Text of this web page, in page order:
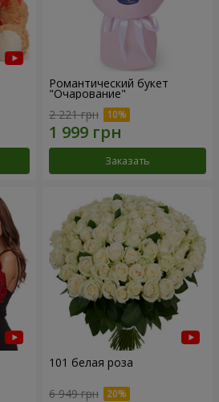
Романтический букет
"Очарование"
2 221 грн
Заказать
101 белая роза
6 949 грн